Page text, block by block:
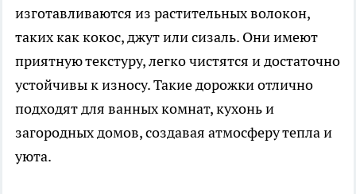
изготавливаются из растительных волокон,
таких как кокос, джут или сизаль. Они имеют
приятную текстуру, легко чистятся и достаточно
устойчивы к износу. Такие дорожки отлично
подходят для ванных комнат, кухонь и
загородных домов, создавая атмосферу тепла и
уюта.